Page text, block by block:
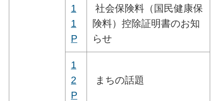
1
1
P
社会保険料（国民健康保
険料）控除証明書のお知
らせ
1
2
P
まちの話題